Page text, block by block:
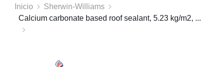
Inicio
Sherwin-Williams
Calcium carbonate based roof sealant, 5.23 kg/m2, ...